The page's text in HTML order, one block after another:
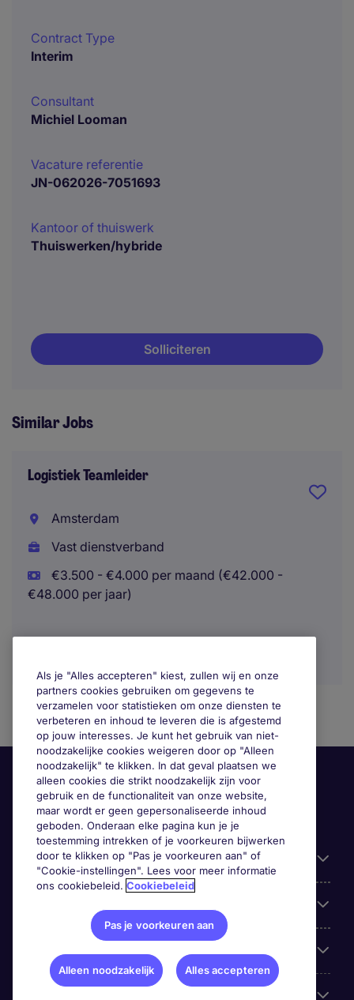
Contract Type
Interim
Consultant
Michiel Looman
Vacature referentie
JN-062026-7051693
Kantoor of thuiswerk
Thuiswerken/hybride
Solliciteren
Similar Jobs
Logistiek Teamleider
Amsterdam
Vast dienstverband
€3.500 - €4.000 per maand (€42.000 -
€48.000 per jaar)
Handige informatie
Google Rating
Als je "Alles accepteren" kiest, zullen wij en onze
partners cookies gebruiken om gegevens te
verzamelen voor statistieken om onze diensten te
verbeteren en inhoud te leveren die is afgestemd
op jouw interesses. Je kunt het gebruik van niet-
noodzakelijke cookies weigeren door op "Alleen
noodzakelijk" te klikken. In dat geval plaatsen we
alleen cookies die strikt noodzakelijk zijn voor
gebruik en de functionaliteit van onze website,
maar wordt er geen gepersonaliseerde inhoud
geboden. Onderaan elke pagina kun je je
toestemming intrekken of je voorkeuren bijwerken
door te klikken op "Pas je voorkeuren aan" of
"Cookie-instellingen". Lees voor meer informatie
ons cookiebeleid. Cookiebeleid
Pas je voorkeuren aan
Alleen noodzakelijk Alles accepteren